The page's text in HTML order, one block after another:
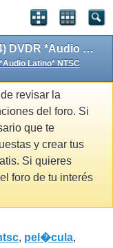
Need for Speed - La película (2014) DVDR *Audio Latino* NTSC *VgroupTeam*
Latino* NTSC
revisar la
del foro. Si
que te
y crear tus
Si quieres
foro de tu interés
, pel�cula,